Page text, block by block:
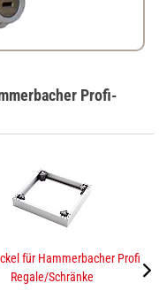
Profi-
für Hammerbacher Profi
Regale/Schränke